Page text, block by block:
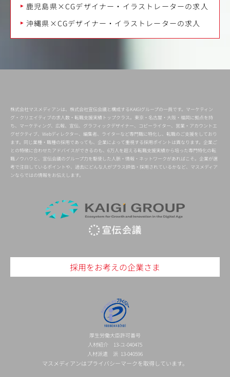
鹿児島県×CGデザイナー・イラストレーターの求人
沖縄県×CGデザイナー・イラストレーターの求人
株式会社マスメディアンは、株式会社宣伝会議と構成するKAIGIグループの一員です。マーケティン
グ・クリエイティブの求人数・転職支援実績トップクラス。東京・名古屋・大阪・福岡に拠点を持
ち、マーケティング、広報、宣伝、グラフィックデザイナー、コピーライター、営業・アカウントエ
グゼクティブ、Webディレクター、編集者、ライターなど専門職に特化し、転職のご支援をしており
ます。同じ業種・職種の採用であっても、企業によって重視する採用ポイントは異なります。企業ご
との特徴に合わせたアドバイスができるのも、6万人を超える転職支援実績から培った専門特化の転
職ノウハウと、宣伝会議のグループ力を駆使した人脈・情報・ネットワークがあればこそ。企業が選
考で注目しているポイントや、過去にどんな人がプラス評価・採用されているかなど、マスメディア
ンならではの情報をお伝えします。
採用をお考えの企業さま
厚生労働大臣許可番号
人材紹介 13-ユ-040475
人材派遣 派 13-040596
マスメディアンはプライバシーマークを取得しています。